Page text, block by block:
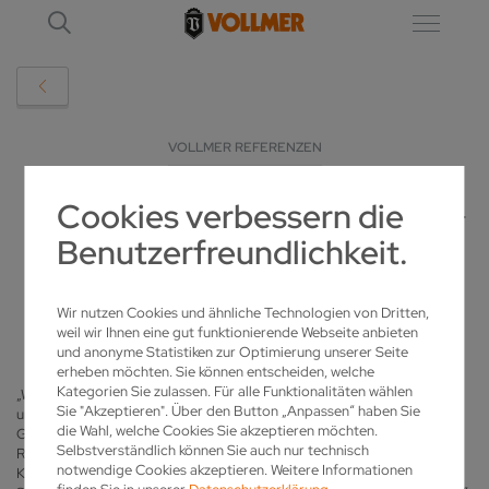
Cookies verbessern die
Benutzerfreundlichkeit.
Wir nutzen Cookies und ähnliche Technologien von Dritten,
weil wir Ihnen eine gut funktionierende Webseite anbieten
und anonyme Statistiken zur Optimierung unserer Seite
erheben möchten. Sie können entscheiden, welche
Kategorien Sie zulassen. Für alle Funktionalitäten wählen
Sie "Akzeptieren". Über den Button „Anpassen“ haben Sie
die Wahl, welche Cookies Sie akzeptieren möchten.
Selbstverständlich können Sie auch nur technisch
notwendige Cookies akzeptieren. Weitere Informationen
VOLLMER REFERENZEN
HOLLÄNDER SCHÄRFEN KREISSÄGEN MIT
SCHWABEN-POWER
27.07.2016
„Wir betreiben eine eigene Forschungsabteilung und legen alles daran,
unsere Kreissägen zu perfektionieren, das beginnt bei der Auswahl des
Grundkörpers und geht über die Bestückung der Zähne bis hin zur
Rotation der Scheibe“, sagt Erwin Hissink, Geschäftsführer der
Kinkelder Gruppe. „Bereits heute fertigen wir jährlich hunderttausend